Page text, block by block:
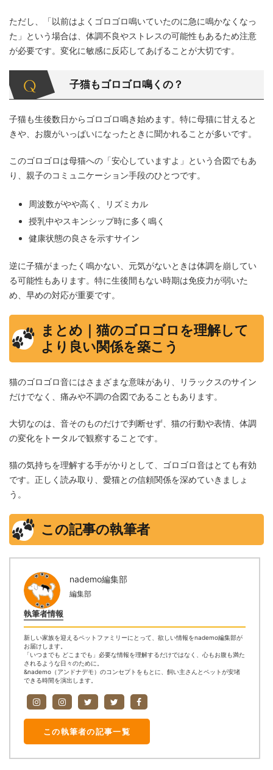
ただし、「以前はよくゴロゴロ鳴いていたのに急に鳴かなくなっ
た」という場合は、体調不良やストレスの可能性もあるため注意
が必要です。変化に敏感に反応してあげることが大切です。
子猫もゴロゴロ鳴くの？
子猫も生後数日からゴロゴロ鳴き始めます。特に母猫に甘えると
きや、お腹がいっぱいになったときに聞かれることが多いです。
このゴロゴロは母猫への「安心していますよ」という合図でもあ
り、親子のコミュニケーション手段のひとつです。
周波数がやや高く、リズミカル
授乳中やスキンシップ時に多く鳴く
健康状態の良さを示すサイン
逆に子猫がまったく鳴かない、元気がないときは体調を崩してい
る可能性もあります。特に生後間もない時期は免疫力が弱いた
め、早めの対応が重要です。
まとめ｜猫のゴロゴロを理解して
より良い関係を築こう
猫のゴロゴロ音にはさまざまな意味があり、リラックスのサイン
だけでなく、痛みや不調の合図であることもあります。
大切なのは、音そのものだけで判断せず、猫の行動や表情、体調
の変化をトータルで観察することです。
猫の気持ちを理解する手がかりとして、ゴロゴロ音はとても有効
です。正しく読み取り、愛猫との信頼関係を深めていきましょ
う。
この記事の執筆者
執筆者情報
nademo編集部
編集部
新しい家族を迎えるペットファミリーにとって、欲しい情報をnademo編集部が
お届けします。
「いつまでも どこまでも」必要な情報を理解するだけではなく、心もお腹も満た
されるような日々のために。
&nademo（アンドナデモ）のコンセプトをもとに、飼い主さんとペットが安堵
できる時間を演出します。
この執筆者の記事一覧